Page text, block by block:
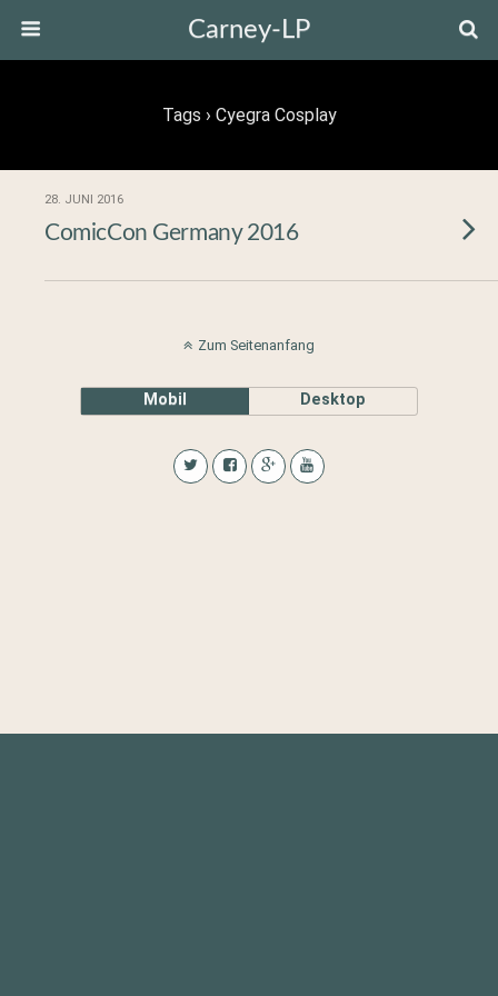
Carney-LP
Tags › Cyegra Cosplay
28. JUNI 2016
ComicCon Germany 2016
Zum Seitenanfang
Mobil Desktop